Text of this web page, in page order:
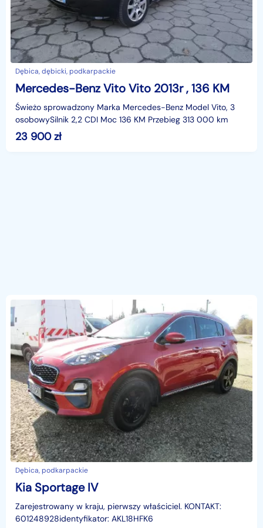
Dębica, dębicki, podkarpackie
Mercedes-Benz Vito Vito 2013r , 136 KM
Świeżo sprowadzony Marka Mercedes-Benz Model Vito, 3
osobowySilnik 2,2 CDI Moc 136 KM Przebieg 313 000 km
23 900zł
Dębica, podkarpackie
Kia Sportage IV
Zarejestrowany w kraju, pierwszy właściciel. KONTAKT:
601248928identyfikator: AKL18HFK6